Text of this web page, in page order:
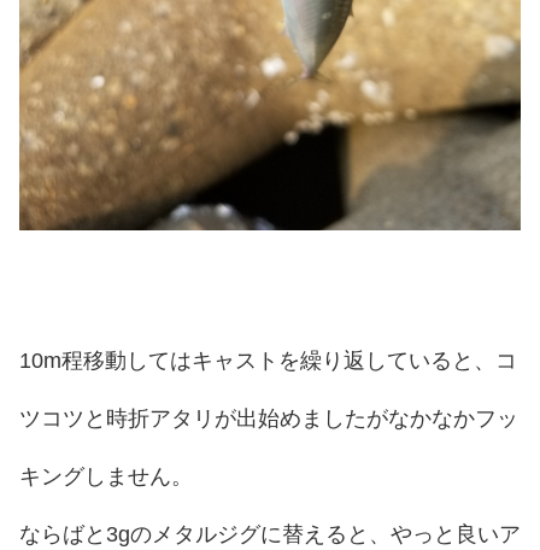
10m程移動してはキャストを繰り返していると、コ
ツコツと時折アタリが出始めましたがなかなかフッ
キングしません。
ならばと3gのメタルジグに替えると、やっと良いア